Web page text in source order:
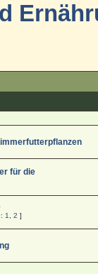
für die
1 ,2 ]